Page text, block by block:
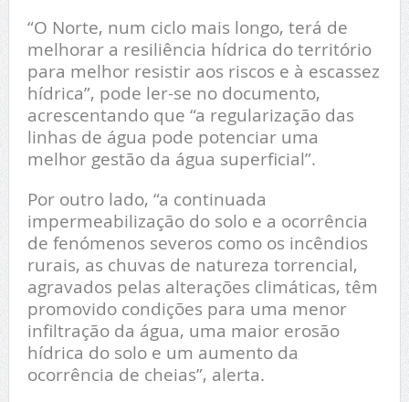
“O Norte, num ciclo mais longo, terá de
melhorar a resiliência hídrica do território
para melhor resistir aos riscos e à escassez
hídrica”, pode ler-se no documento,
acrescentando que “a regularização das
linhas de água pode potenciar uma
melhor gestão da água superficial”.
Por outro lado, “a continuada
impermeabilização do solo e a ocorrência
de fenómenos severos como os incêndios
rurais, as chuvas de natureza torrencial,
agravados pelas alterações climáticas, têm
promovido condições para uma menor
infiltração da água, uma maior erosão
hídrica do solo e um aumento da
ocorrência de cheias”, alerta.